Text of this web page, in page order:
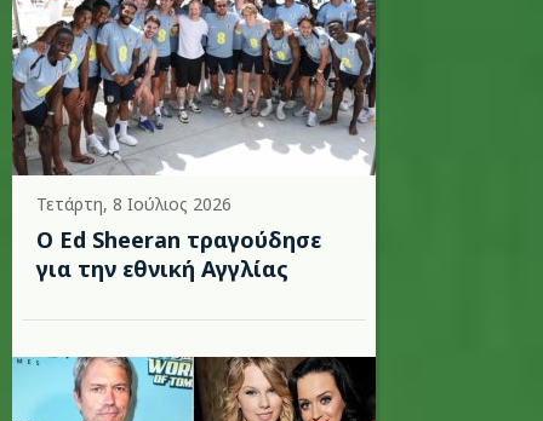
Τετάρτη, 8 Ιούλιος 2026
Ο Ed Sheeran τραγούδησε
για την εθνική Αγγλίας